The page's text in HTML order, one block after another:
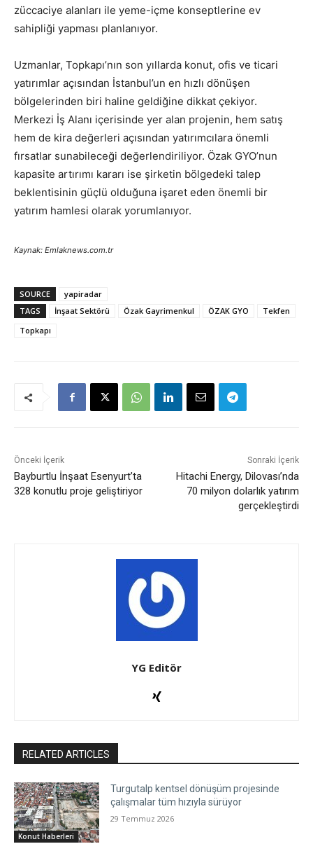
züccaciye alanları ile yeme-içme konseptlerine ev
sahipliği yapması planlanıyor.
Uzmanlar, Topkapı’nın son yıllarda konut, ofis ve ticari
yatırımlar açısından İstanbul’un en hızlı dönüşen
bölgelerinden biri haline geldiğine dikkat çekiyor.
Merkezi İş Alanı içerisinde yer alan projenin, hem satış
hem de kira değerleri açısından yatırımcılara önemli
fırsatlar sunabileceği değerlendiriliyor. Özak GYO’nun
kapasite artırımı kararı ise şirketin bölgedeki talep
beklentisinin güçlü olduğuna işaret eden önemli bir
yatırım hamlesi olarak yorumlanıyor.
Kaynak: Emlaknews.com.tr
SOURCE
yapiradar
TAGS
İnşaat Sektörü Özak Gayrimenkul ÖZAK GYO
Tekfen
Topkapı
Önceki İçerik
Bayburtlu İnşaat Esenyurt’ta
328 konutlu proje geliştiriyor
Sonraki İçerik
Hitachi Energy, Dilovası’nda
70 milyon dolarlık yatırım
gerçekleştirdi
YG Editör
RELATED ARTICLES
Konut Haberleri
Turgutalp kentsel dönüşüm projesinde
çalışmalar tüm hızıyla sürüyor
29 Temmuz 2026